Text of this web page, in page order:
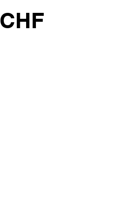
CHF